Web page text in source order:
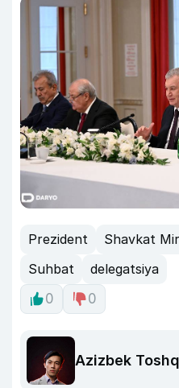
Prezident Shavkat
Suhbat
delegatsiya
0
0
Azizbek